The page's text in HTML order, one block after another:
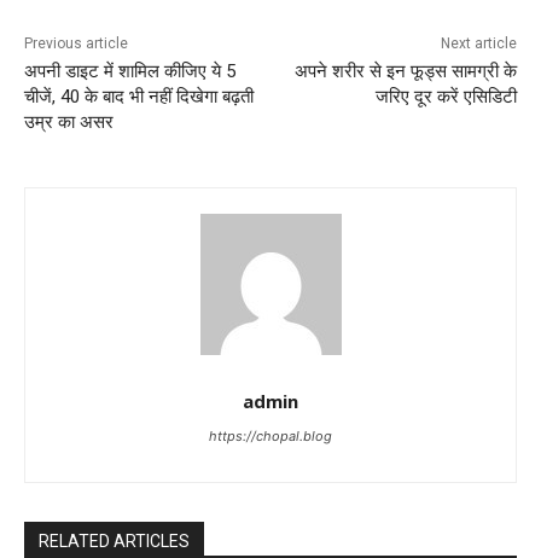
Previous article
अपनी डाइट में शामिल कीजिए ये 5
चीजें, 40 के बाद भी नहीं दिखेगा बढ़ती
उम्र का असर
Next article
अपने शरीर से इन फूड्स सामग्री के
जरिए दूर करें एसिडिटी
admin
https://chopal.blog
RELATED ARTICLES